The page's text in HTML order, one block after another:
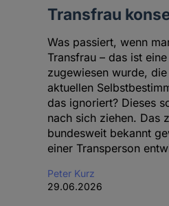
Transfrau
Was passiert, wenn
Transfrau – das ist
zugewiesen wurde,
aktuellen
das ignoriert? Dieses
nach sich ziehen. Das
bundesweit bekannt
einer Transperson
Peter Kurz
29.06.2026